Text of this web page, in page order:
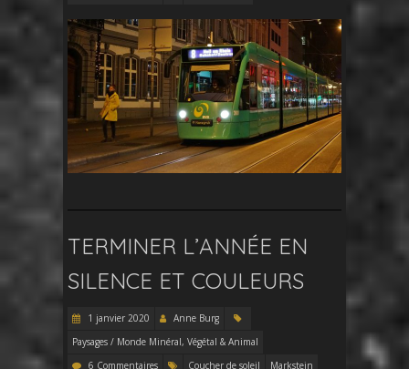
TERMINER L’ANNÉE EN
SILENCE ET COULEURS
1 janvier 2020
Anne Burg
Paysages / Monde Minéral, Végétal & Animal
6 Commentaires
Coucher de soleil Markstein